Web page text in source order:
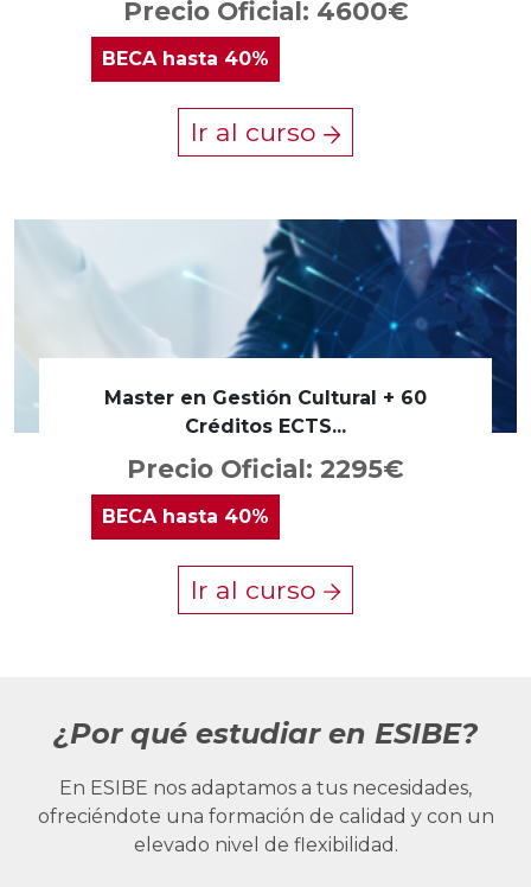
Precio Oficial: 4600€
BECAhasta 40%
Ir al curso
Master en Gestión Cultural + 60
Créditos ECTS...
Precio Oficial: 2295€
BECA hasta 40%
Ir al curso
¿Por qué estudiar en ESIBE?
En ESIBE nos adaptamos a tus necesidades,
ofreciéndote una formación de calidad y con un
elevado nivel de flexibilidad.